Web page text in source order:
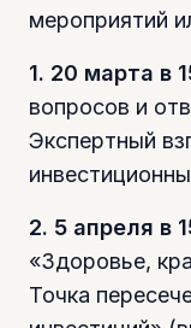
мероприятий
1. 20 марта в
вопросов и
Экспертный
2. 5 апреля в
«Здоровье,
Точка